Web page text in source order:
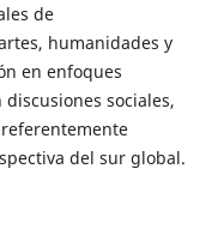
de
humanidades y
en enfoques
sociales,
del sur global.